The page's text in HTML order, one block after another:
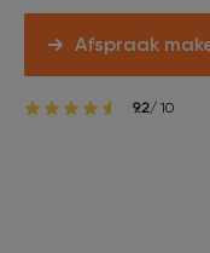
Afspraak
9.2/ 10
Contact